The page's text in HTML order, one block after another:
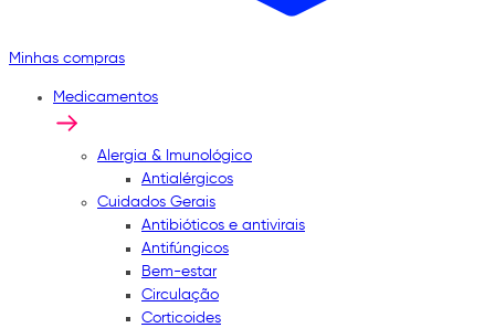
Minhas compras
Medicamentos
Alergia & Imunológico
Antialérgicos
Cuidados Gerais
Antibióticos e antivirais
Antifúngicos
Bem-estar
Circulação
Corticoides